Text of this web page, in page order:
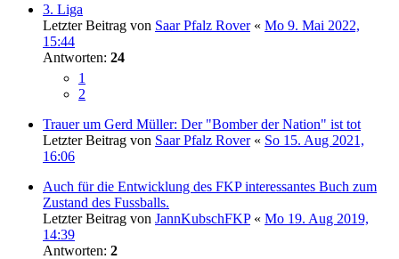
3. Liga
Letzter Beitrag von Saar Pfalz Rover« Mo 9. Mai 2022,
15:44
Antworten: 24
1
2
Trauer um Gerd Müller: Der "Bomber der Nation" ist tot
Letzter Beitrag von Saar Pfalz Rover« So 15. Aug 2021,
16:06
Auch für die Entwicklung des FKP interessantes Buch zum
Zustand des Fussballs.
Letzter Beitrag von JannKubschFKP« Mo 19. Aug 2019,
14:39
Antworten: 2